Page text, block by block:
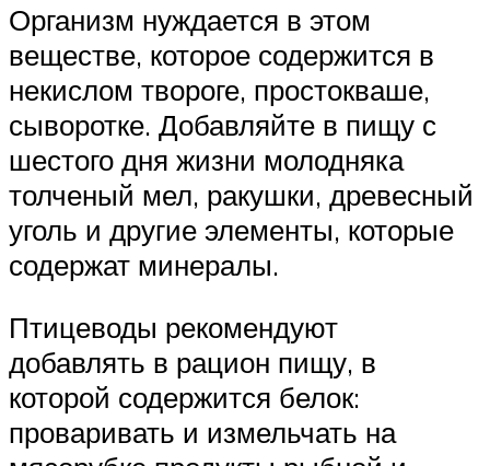
Организм нуждается в этом
веществе, которое содержится в
некислом твороге, простокваше,
сыворотке. Добавляйте в пищу с
шестого дня жизни молодняка
толченый мел, ракушки, древесный
уголь и другие элементы, которые
содержат минералы.
Птицеводы рекомендуют
добавлять в рацион пищу, в
которой содержится белок:
проваривать и измельчать на